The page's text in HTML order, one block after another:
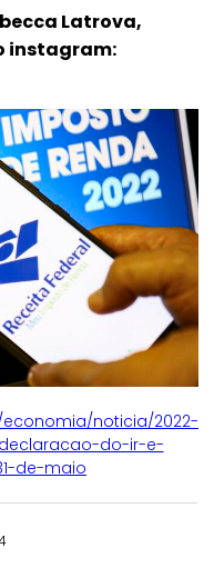
Latrova,
instagram:
noticia/2022-
do-ir-e-
de-maio